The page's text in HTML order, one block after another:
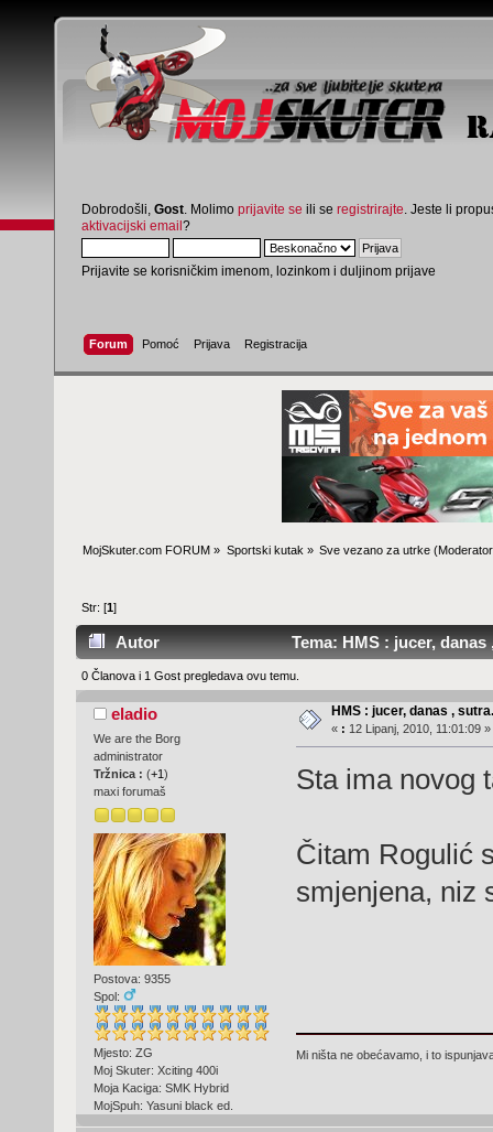
Dobrodošli, Gost . Molimo prijavite se ili se registrirajte . Jeste li
aktivacijski email?
Prijavite se korisničkim imenom, lozinkom i duljinom prijave
Forum Pomoć Prijava Registracija
MojSkuter.com FORUM » Sportski kutak » Sve vezano za utrke
Str: [1]
Autor Tema: HMS : jucer,
0 Članova i 1 Gost pregledava ovu temu.
eladio
We are the Borg
administrator
Tržnica : (+1 )
maxi forumaš
Postova: 9355
Spol:
Mjesto: ZG
Moj Skuter: Xciting 400i
Moja Kaciga: SMK Hybrid
MojSpuh: Yasuni black ed.
HMS : jucer, danas ,
« : 12 Lipanj, 2010, 11:01:09 »
Sta ima novog
Čitam Rogulić
smjenjena, niz
Mi ništa ne obećavamo, i to